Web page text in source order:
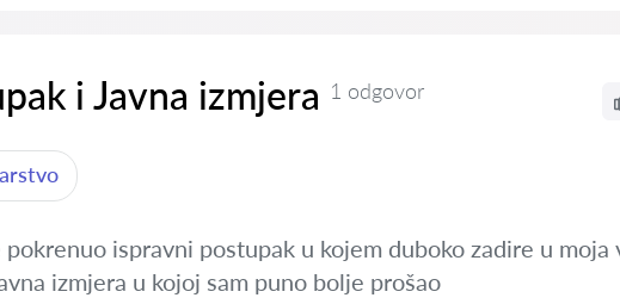
i Javna izmjera 1 odgovor
ispravni postupak u kojem duboko zadire u moja
izmjera u kojoj sam puno bolje prošao